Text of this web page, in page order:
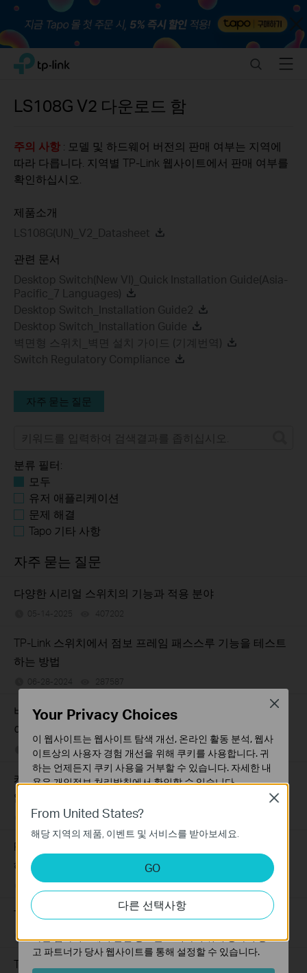
Click
navigation
TP-Link, Reliably Smart SearchMenu
LS108G V2 다운로드 함
주의 사항 : 모델 및 하드웨어 버전의 판매 여부는 지역에
따라 다릅니다. 지역별 TP-Link 웹사이트에서 판매 여부를
확인하십시오.
제품소개
LS108G(UN)_V2_Datasheet
관련 문서
Desktop Switch(New VI)_Quick Installation Guide(Asia-
Pacific_7 Languages)
Desktop Switch_Installation Guide2
Desktop Switch_Installation Guide
벽면형 스위치_벽면 설치 가이드 (기계번역)
Switch Regulatory Compliance
자주 묻는 질문
분류 필터:
모두
유저 애플리케이션
문제 해결
Tapo 기타 사항
자주 묻는 질문
다양한 시리얼 스위치의 기능과 적용 분야
05-14-2025 407202
TP-Link 스위치에서 점보 프레임 패스스루 기능을 테스트
하는 방법
06-28-2024 287587
비관리형 스위치의 이더넷 LED 표시등이 꺼져 있는 경우
어떻게 해야 합니까?
03-27-2025 415708 views
케이블로 비관리형 스위치에 연결했을 때 PC가 작동하지
않는다면 어떻게 해야 하나요?
03-27-2025 317015views
PC를 비관리형 스위치에 연결했을 때 속도가 느린 현상의
해결 방법
03-20-2025 359119views
TP-Link 장치의 시리얼 번호(S/N) 확인 방법
TP-Link 장치의 모델 번호를 찾는 방법
From United States?
해당 지역의 제품, 이벤트 및 서비스를 받아보세요.
GO
다른 선택사항
Close
Your Privacy Choices
이 웹사이트는 웹사이트 탐색 개선, 온라인 활동 분석, 웹사
이트상의 사용자 경험 개선을 위해 쿠키를 사용합니다. 귀
하는 언제든지 쿠키 사용을 거부할 수 있습니다. 자세한 내
용은개인정보 처리방침에서 확인할 수 있습니다.
이 쿠키는 웹사이트가 작동하는 데 필요하며 사용자의 시
스템에서 비활성화할 수 없습니다.
분석 및 마케팅 쿠키
분석 쿠키는 웹사이트의 기능을 개선하고 조정하기 위해
웹사이트에서의 사용자 활동을 분석하는 데 사용하는 쿠키
입니다.
마케팅 쿠키는 귀하의 관심사에 대한 프로필을 생성하고
다른 웹사이트에서 관련 광고를 표시하기 위해 당사의 광
고 파트너가 당사 웹사이트를 통해 설정할 수 있습니다.
Close